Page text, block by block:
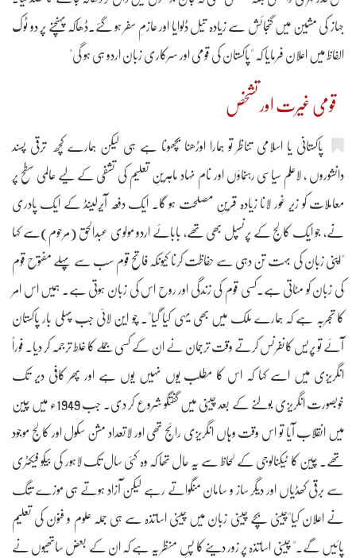
جہاز کی مشین میں گنجائش سے زیادہ تیل ڈلوایا اور عازمِ سفر ہو گئے۔ڈھاکہ پہنچنے پر دو ٹوک
الفاظ میں اعلان فرمایا کہ "پاکستان کی قومی اور سرکاری زبان اردو ہی ہو گی"
قومی غیرت اور تشخص
پاکستانی یا اسلامی تناظر تو ہمارا اوڑھنا بچھونا ہے ہی لیکن ہمارے کچھ ترقی پسند
دانشوروں ، لاعلم سیاسی رہنماؤں اور نام نہاد ماہرینِ تعلیم کی تشفّی کے لیے عالمی سطح پر
معاملات کو زیرِ غور لانا زیادہ قرینِ مصلحت ہو گا۔ ایک دفعہ آیٔرلینڈ کے ایک پادری
نے، جو ایک کالج کے پرنسپل بھی تھے، بابائے اردو مولوی عبدالحق (مرحوم)سے کہا
"اپنی زبان کی بہت تن دہی سے حفاظت کرنا کیونکہ فاتح قوم سب سے پہلے مفتوح قوم
کی زبان کو مٹاتی ہے۔کسی قوم کی زندگی اور روح اس کی زبان ہوتی ہے۔ ہمیں اس امر
کا تجربہ ہے کہ ہمارے ملک میں بھی یہی کیا گیا"۔ چو این لائی جب پہلی بار پاکستان
آئے تو پریس کانفرنس کرتے وقت ترجمان نے ان کے کسی جملے کا غلط ترجمہ کر دیا۔ فوراً
انگریزی میں اسے کہا کہ اس کا مطلب یوں نہیں یوں ہے اور پھر کافی دیر تک
خوبصورت انگریزی بولنے کے بعد چینی میں گفتگو شروع کر دی۔ جب 1949ء میں چین
میں انقلاب آیا تو اس وقت وہاں انگریزی رائج تھی اور لاتعداد مشن سکول اور کالج موجود
تھے۔ چین کا ٹیکنالوجی کے لحاظ سے یہ حال تھا کہ وہ کئی سال تک لاہور کی بیکو فیکٹری
سے برقی کھڈیاں اور دیگر ساز و سامان منگواتے رہے لیکن آزاد ہوتے ہی موزے تُنگ
نے اعلان کیا"چینی بچے چینی زبان میں چینی اساتذہ سے ہی جملہ علوم و فنون کی تعلیم
پائیں گے۔" چینی اساتذہ پر زور دینے کا پسِ منظر یہ ہے کہ ان کے بعض ساتھیوں نے